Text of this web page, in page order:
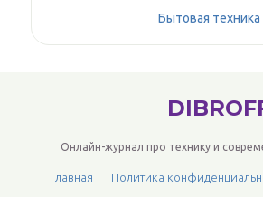
Бытовая техника
Онлайн-журнал про технику и
Главная Политика